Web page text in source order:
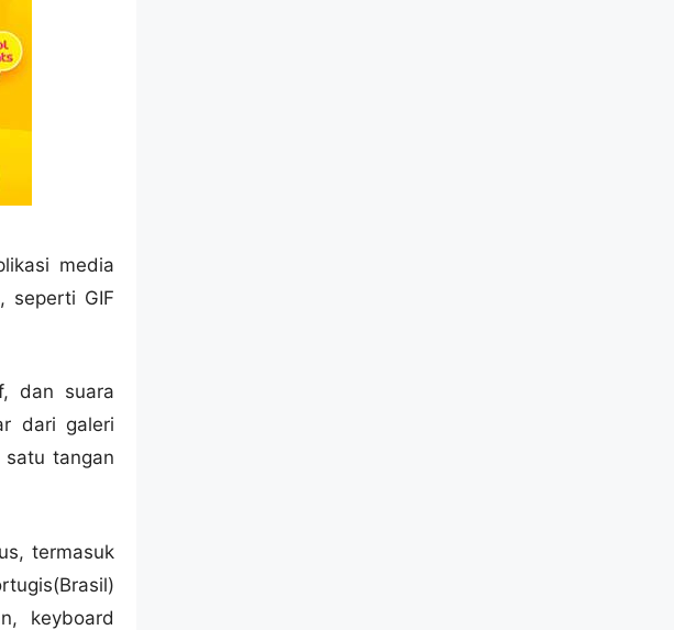
media
seperti GIF
dan suara
dari galeri
tangan
termasuk
keyboard